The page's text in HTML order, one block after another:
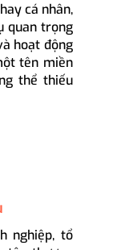
cá nhân,
quan trọng
hoạt động
tên miền
thể thiếu
nghiệp, tổ